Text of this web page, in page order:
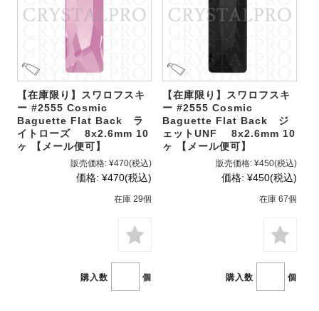
【在庫限り】スワロフスキ
ー #2555 Cosmic
Baguette Flat Back ラ
イトローズ 8x2.6mm 10
ヶ 【メール便可】
販売価格: ¥470(税込)
価格: ¥470(税込)
在庫 29個
購入数 個
【在庫限り】スワロフスキ
ー #2555 Cosmic
Baguette Flat Back ジ
ェットUNF 8x2.6mm 10
ヶ 【メール便可】
販売価格: ¥450(税込)
価格: ¥450(税込)
在庫 67個
購入数 個